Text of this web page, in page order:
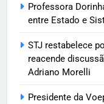
Professora
entre Estado e
STJ restabelece
reacende
Adriano Morelli
Presidente da